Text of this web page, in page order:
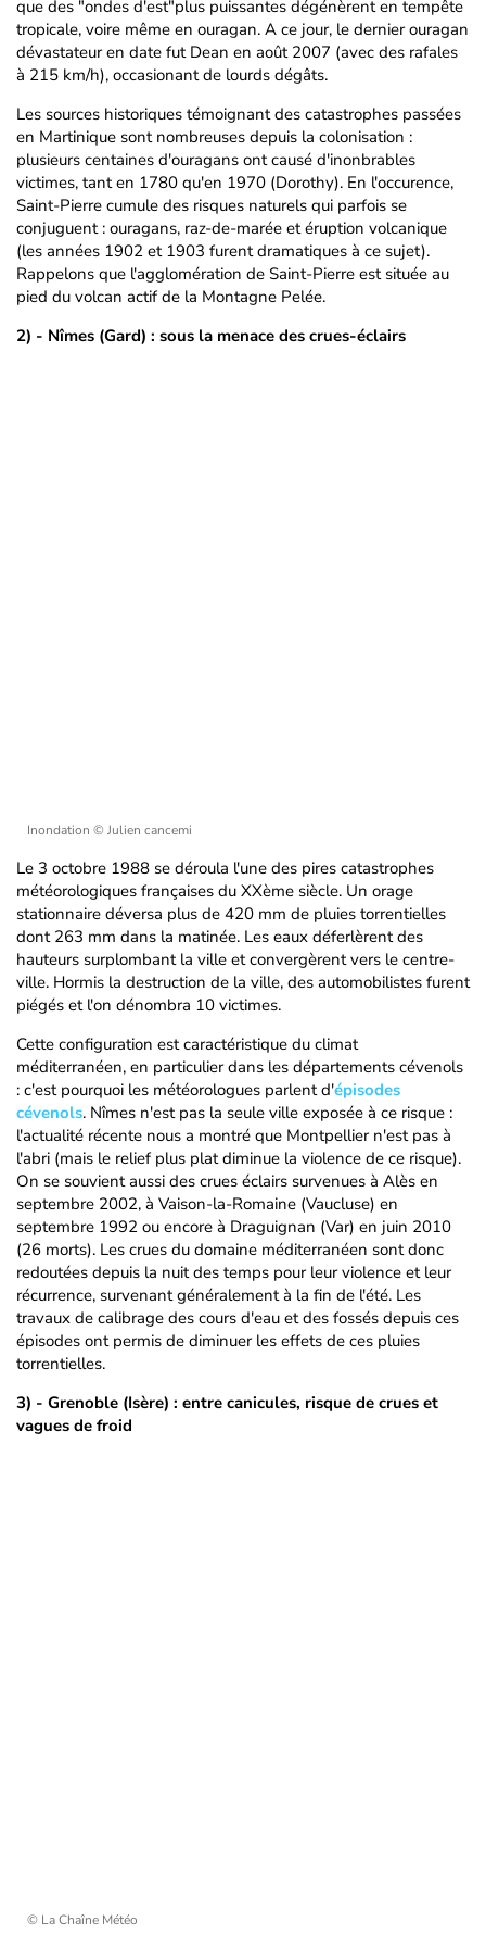
que des "ondes d'est"plus puissantes dégénèrent en tempête
tropicale, voire même en ouragan. A ce jour, le dernier ouragan
dévastateur en date fut Dean en août 2007 (avec des rafales
à 215 km/h), occasionant de lourds dégâts.
Les sources historiques témoignant des catastrophes passées
en Martinique sont nombreuses depuis la colonisation :
plusieurs centaines d'ouragans ont causé d'inonbrables
victimes, tant en 1780 qu'en 1970 (Dorothy). En l'occurence,
Saint-Pierre cumule des risques naturels qui parfois se
conjuguent : ouragans, raz-de-marée et éruption volcanique
(les années 1902 et 1903 furent dramatiques à ce sujet).
Rappelons que l'agglomération de Saint-Pierre est située au
pied du volcan actif de la Montagne Pelée.
2) - Nîmes (Gard) : sous la menace des crues-éclairs
Inondation © Julien cancemi
Le 3 octobre 1988 se déroula l'une des pires catastrophes
météorologiques françaises du XXème siècle. Un orage
stationnaire déversa plus de 420 mm de pluies torrentielles
dont 263 mm dans la matinée. Les eaux déferlèrent des
hauteurs surplombant la ville et convergèrent vers le centre-
ville. Hormis la destruction de la ville, des automobilistes furent
piégés et l'on dénombra 10 victimes.
Cette configuration est caractéristique du climat
méditerranéen, en particulier dans les départements cévenols
: c'est pourquoi les météorologues parlent d'épisodes
cévenols. Nîmes n'est pas la seule ville exposée à ce risque :
l'actualité récente nous a montré que Montpellier n'est pas à
l'abri (mais le relief plus plat diminue la violence de ce risque).
On se souvient aussi des crues éclairs survenues à Alès en
septembre 2002, à Vaison-la-Romaine (Vaucluse) en
septembre 1992 ou encore à Draguignan (Var) en juin 2010
(26 morts). Les crues du domaine méditerranéen sont donc
redoutées depuis la nuit des temps pour leur violence et leur
récurrence, survenant généralement à la fin de l'été. Les
travaux de calibrage des cours d'eau et des fossés depuis ces
épisodes ont permis de diminuer les effets de ces pluies
torrentielles.
3) - Grenoble (Isère) : entre canicules, risque de crues et
vagues de froid
© La Chaîne Météo